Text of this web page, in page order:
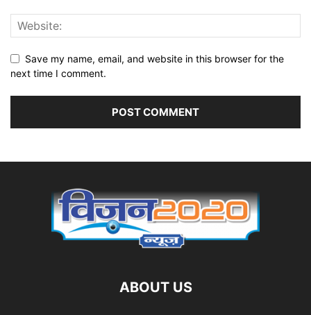
Save my name, email, and website in this browser for the
next time I comment.
ABOUT US